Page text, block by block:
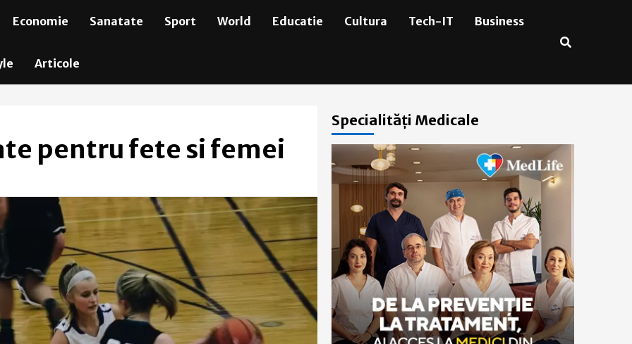
Economie Sanatate Sport World Educatie Cultura Tech-IT Business
Articole
pentru fete si femei
Specialități Medicale